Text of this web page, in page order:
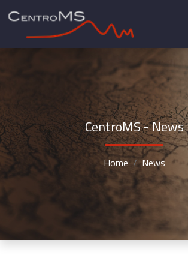
CentroMS - News
Home News